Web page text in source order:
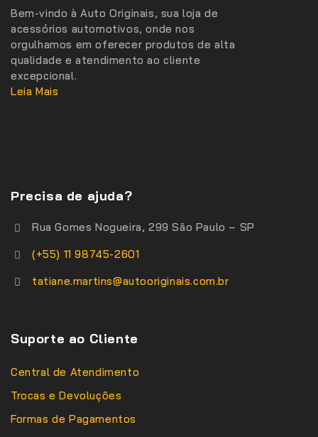
Bem-vindo à Auto Originais, sua loja de
acessórios automotivos, onde nos
orgulhamos em oferecer produtos de alta
qualidade e atendimento ao cliente
excepcional.
Leia Mais
Precisa de ajuda?
Rua Gomes Nogueira, 299 São Paulo – SP
(+55) 11 98745-2601
tatiane.martins@autooriginais.com.br
Suporte ao Cliente
Central de Atendimento
Trocas e Devoluções
Formas de Pagamentos